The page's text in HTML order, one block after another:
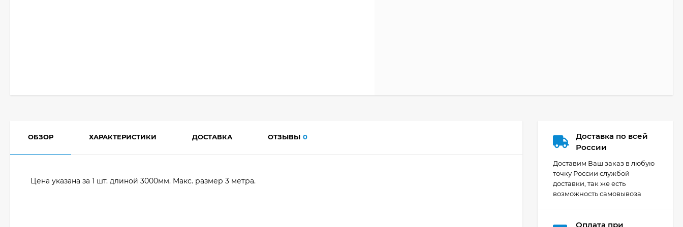
ОБЗОР ХАРАКТЕРИСТИКИ ДОСТАВКА ОТЗЫВЫ 0
Цена указана за 1 шт. длиной 3000мм. Макс. размер 3 метра.
Доставка по всей
России
Доставим Ваш заказ в любую
точку России службой
доставки, так же есть
возможность самовывоза
Оплата при